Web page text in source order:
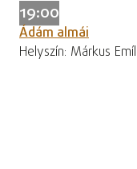
19:00
Ádám almái
Helyszín: Márkus